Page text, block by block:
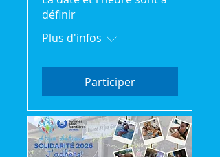
définir
Plus d'infos
Participer